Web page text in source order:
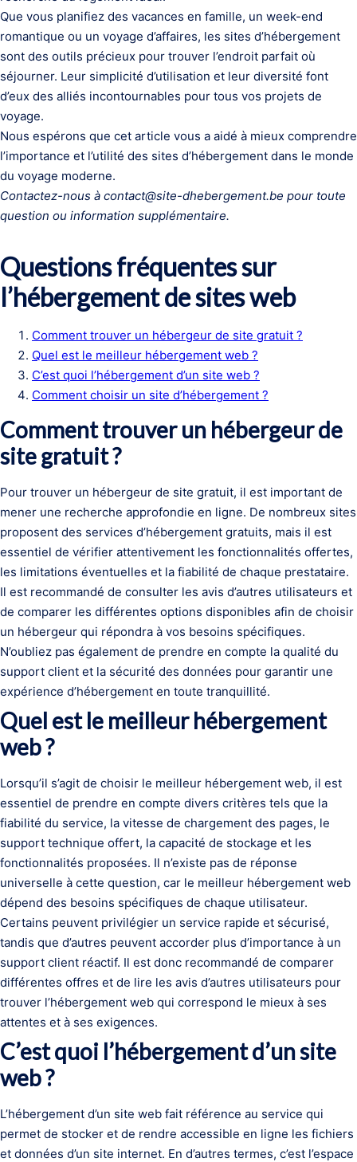
Que vous planifiez des vacances en famille, un week-end
romantique ou un voyage d’affaires, les sites d’hébergement
sont des outils précieux pour trouver l’endroit parfait où
séjourner. Leur simplicité d’utilisation et leur diversité font
d’eux des alliés incontournables pour tous vos projets de
voyage.
Nous espérons que cet article vous a aidé à mieux comprendre
l’importance et l’utilité des sites d’hébergement dans le monde
du voyage moderne.
Contactez-nous à contact@site-dhebergement.be pour toute
question ou information supplémentaire.
Questions fréquentes sur
l’hébergement de sites web
Comment trouver un hébergeur de site gratuit ?
Quel est le meilleur hébergement web ?
C’est quoi l’hébergement d’un site web ?
Comment choisir un site d’hébergement ?
Comment trouver un hébergeur de
site gratuit ?
Pour trouver un hébergeur de site gratuit, il est important de
mener une recherche approfondie en ligne. De nombreux sites
proposent des services d’hébergement gratuits, mais il est
essentiel de vérifier attentivement les fonctionnalités offertes,
les limitations éventuelles et la fiabilité de chaque prestataire.
Il est recommandé de consulter les avis d’autres utilisateurs et
de comparer les différentes options disponibles afin de choisir
un hébergeur qui répondra à vos besoins spécifiques.
N’oubliez pas également de prendre en compte la qualité du
support client et la sécurité des données pour garantir une
expérience d’hébergement en toute tranquillité.
Quel est le meilleur hébergement
web ?
Lorsqu’il s’agit de choisir le meilleur hébergement web, il est
essentiel de prendre en compte divers critères tels que la
fiabilité du service, la vitesse de chargement des pages, le
support technique offert, la capacité de stockage et les
fonctionnalités proposées. Il n’existe pas de réponse
universelle à cette question, car le meilleur hébergement web
dépend des besoins spécifiques de chaque utilisateur.
Certains peuvent privilégier un service rapide et sécurisé,
tandis que d’autres peuvent accorder plus d’importance à un
support client réactif. Il est donc recommandé de comparer
différentes offres et de lire les avis d’autres utilisateurs pour
trouver l’hébergement web qui correspond le mieux à ses
attentes et à ses exigences.
C’est quoi l’hébergement d’un site
web ?
L’hébergement d’un site web fait référence au service qui
permet de stocker et de rendre accessible en ligne les fichiers
et données d’un site internet. En d’autres termes, c’est l’espace